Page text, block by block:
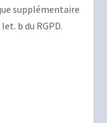
supplémentaire
b du RGPD.